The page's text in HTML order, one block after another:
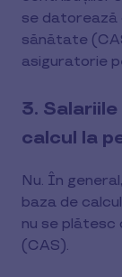
se datorează
sănătate
asiguratorie
3.
calcul la
Nu. În
baza de
nu se plătesc
(CAS).